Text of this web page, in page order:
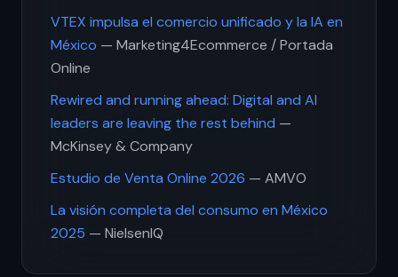
VTEX impulsa el comercio unificado y la IA en
México — Marketing4Ecommerce / Portada
Online
Rewired and running ahead: Digital and AI
leaders are leaving the rest behind —
McKinsey & Company
Estudio de Venta Online 2026 — AMVO
La visión completa del consumo en México
2025 — NielsenIQ